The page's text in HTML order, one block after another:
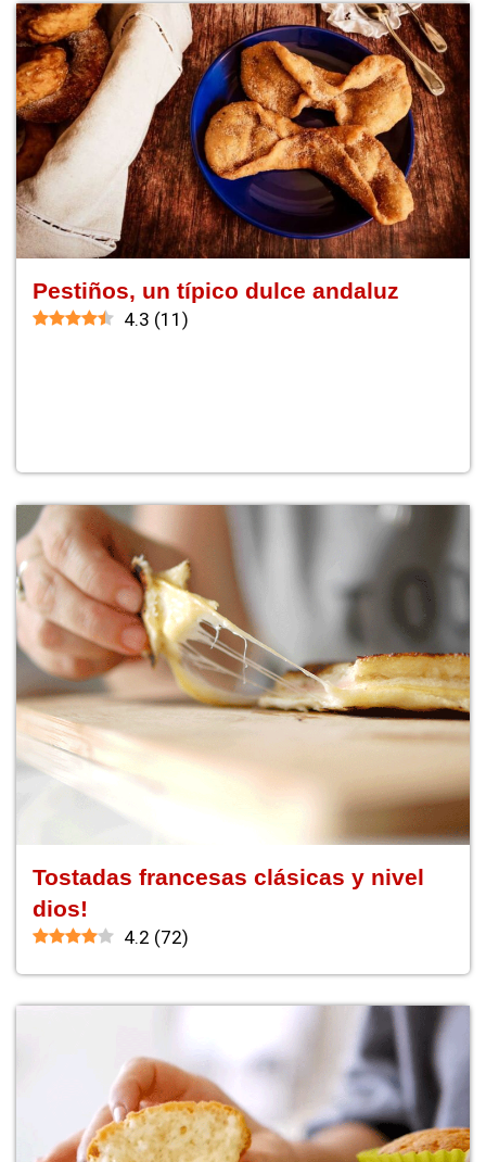
Pestiños, un típico dulce andaluz
4.3 (11 )
Tostadas francesas clásicas y nivel
dios!
4.2 (72)